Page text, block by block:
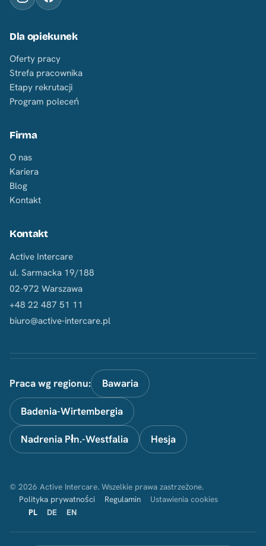
Dla opiekunek
Oferty pracy
Strefa pracownika
Etapy rekrutacji
Program poleceń
Firma
O nas
Kariera
Blog
Kontakt
Kontakt
Active Intercare
ul. Sarmacka 19/188
02-972 Warszawa
+48 22 487 51 11
biuro@active-intercare.pl
Praca wg regionu: Bawaria
Badenia-Wirtembergia
Nadrenia Płn.-Westfalia Hesja
© 2026 Active Intercare. Wszelkie prawa zastrzeżone.
Polityka prywatności
Regulamin
Ustawienia cookies
PL
DE EN